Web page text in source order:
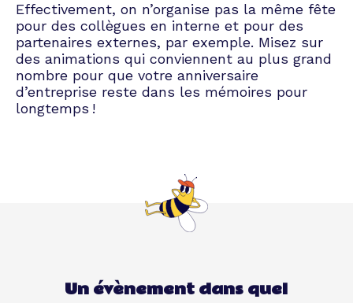
Effectivement, on n’organise pas la même fête
pour des collègues en interne et pour des
partenaires externes, par exemple. Misez sur
des animations qui conviennent au plus grand
nombre pour que votre anniversaire
d’entreprise reste dans les mémoires pour
longtemps !
Un évènement dans quel